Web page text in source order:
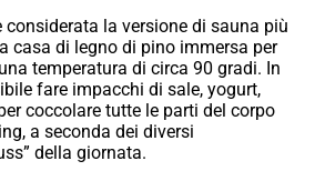
considerata la versione di sauna più
casa di legno di pino immersa per
temperatura di circa 90 gradi. In
fare impacchi di sale, yogurt,
coccolare tutte le parti del corpo
a seconda dei diversi
della giornata.